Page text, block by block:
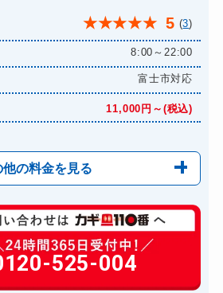
★★★★★ 5 (3)
8:00～22:00
富士市対応
11,000円～(税込)
他の料金を見る
6,600円～(税込)
14,300円～(税込)
14,300円～(税込)
525-004